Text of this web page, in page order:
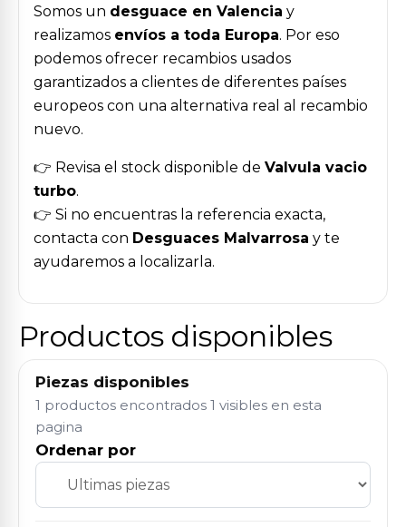
Somos un desguace en Valencia y
realizamos envíos a toda Europa. Por eso
podemos ofrecer recambios usados
garantizados a clientes de diferentes países
europeos con una alternativa real al recambio
nuevo.
👉 Revisa el stock disponible de Valvula vacio
turbo.
👉 Si no encuentras la referencia exacta,
contacta con Desguaces Malvarrosa y te
ayudaremos a localizarla.
Productos disponibles
Piezas disponibles
1 productos encontrados 1 visibles en esta
pagina
Ordenar por